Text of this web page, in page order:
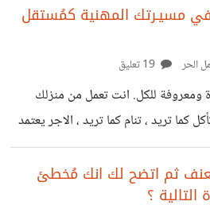
توفيق كانت قيد مشروعات انتاجية
جميعها بالفشل، حتى جاء إعلان
المتصوّر أن يأتي المسلسل بأسلوب
حلقة تمثّل قصة جديدة من قصص
بها السلسلة. هنا يعود السؤال : هل من
مسيـرتك المهنية كمُستقل
الحر
ومعروفة للكل. انت تعمل من منزلك
كما تريد ، تنام كما تريد ، الاجر يعتمد
للمهام وليس حضـورك لبيئة العمل،
لديك القدرة على حشد الافكـار
في بيئة عمل مُزعجة أو يكثر فيها
ثم اتضح لك انك مُخطئ
؟